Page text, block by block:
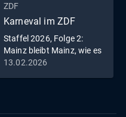
ZDF
Karneval im ZDF
Staffel 2026, Folge 2:
Mainz bleibt Mainz, wie es
singt und lacht
13.02.2026